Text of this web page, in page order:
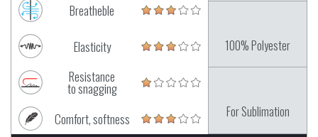
Breatheble
Elasticity
Resistance
to snagging
Comfort, softness
100% Polyester
For Sublimation